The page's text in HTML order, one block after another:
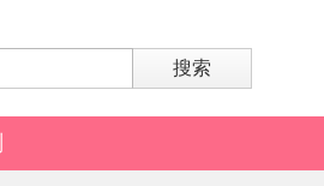
搜索